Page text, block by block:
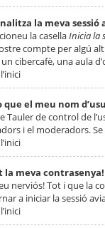
la meva
la casellaInicia la
compte per algú
cibercafè, una aula
que el meu nom
Tauler de control de
i el moderadors.
la meva contrasenya!
nerviós! Tot i que la
a iniciar la sessió